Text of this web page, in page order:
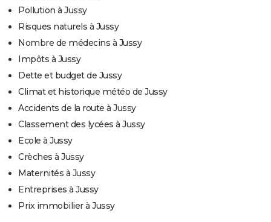
Pollution à Jussy
Risques naturels à Jussy
Nombre de médecins à Jussy
Impôts à Jussy
Dette et budget de Jussy
Climat et historique météo de Jussy
Accidents de la route à Jussy
Classement des lycées à Jussy
Ecole à Jussy
Crèches à Jussy
Maternités à Jussy
Entreprises à Jussy
Prix immobilier à Jussy